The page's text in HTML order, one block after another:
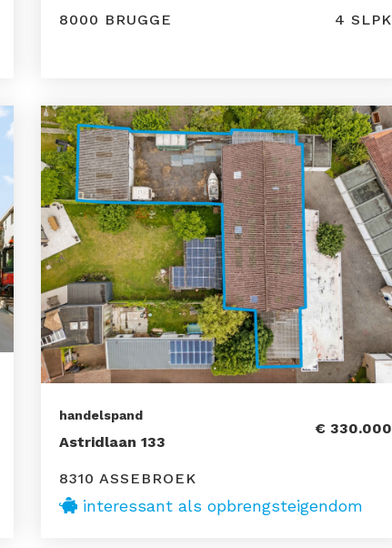
8000 BRUGGE 4 SLPK
handelspand
Astridlaan 133
€ 330.000
8310 ASSEBROEK
interessant als opbrengsteigendom